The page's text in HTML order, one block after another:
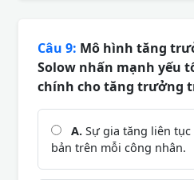
Câu 9: Mô hình tăng
Solow nhấn mạnh yếu
chính cho tăng trưởng
A. Sự gia tăng liên
bản trên mỗi công nhân.